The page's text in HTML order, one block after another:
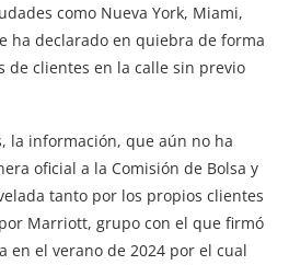
como Nueva York, Miami,
ha declarado en quiebra de forma
de clientes en la calle sin previo
la información, que aún no ha
oficial a la Comisión de Bolsa y
tanto por los propios clientes
Marriott, grupo con el que firmó
en el verano de 2024 por el cual